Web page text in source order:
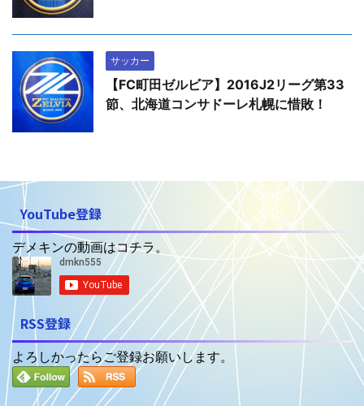
サッカー
【FC町田ゼルビア】2016J2リーグ第33
節、北海道コンサドーレ札幌に惜敗！
YouTube登録
デメキンの動画はコチラ。
RSS登録
よろしかったらご登録お願いします。